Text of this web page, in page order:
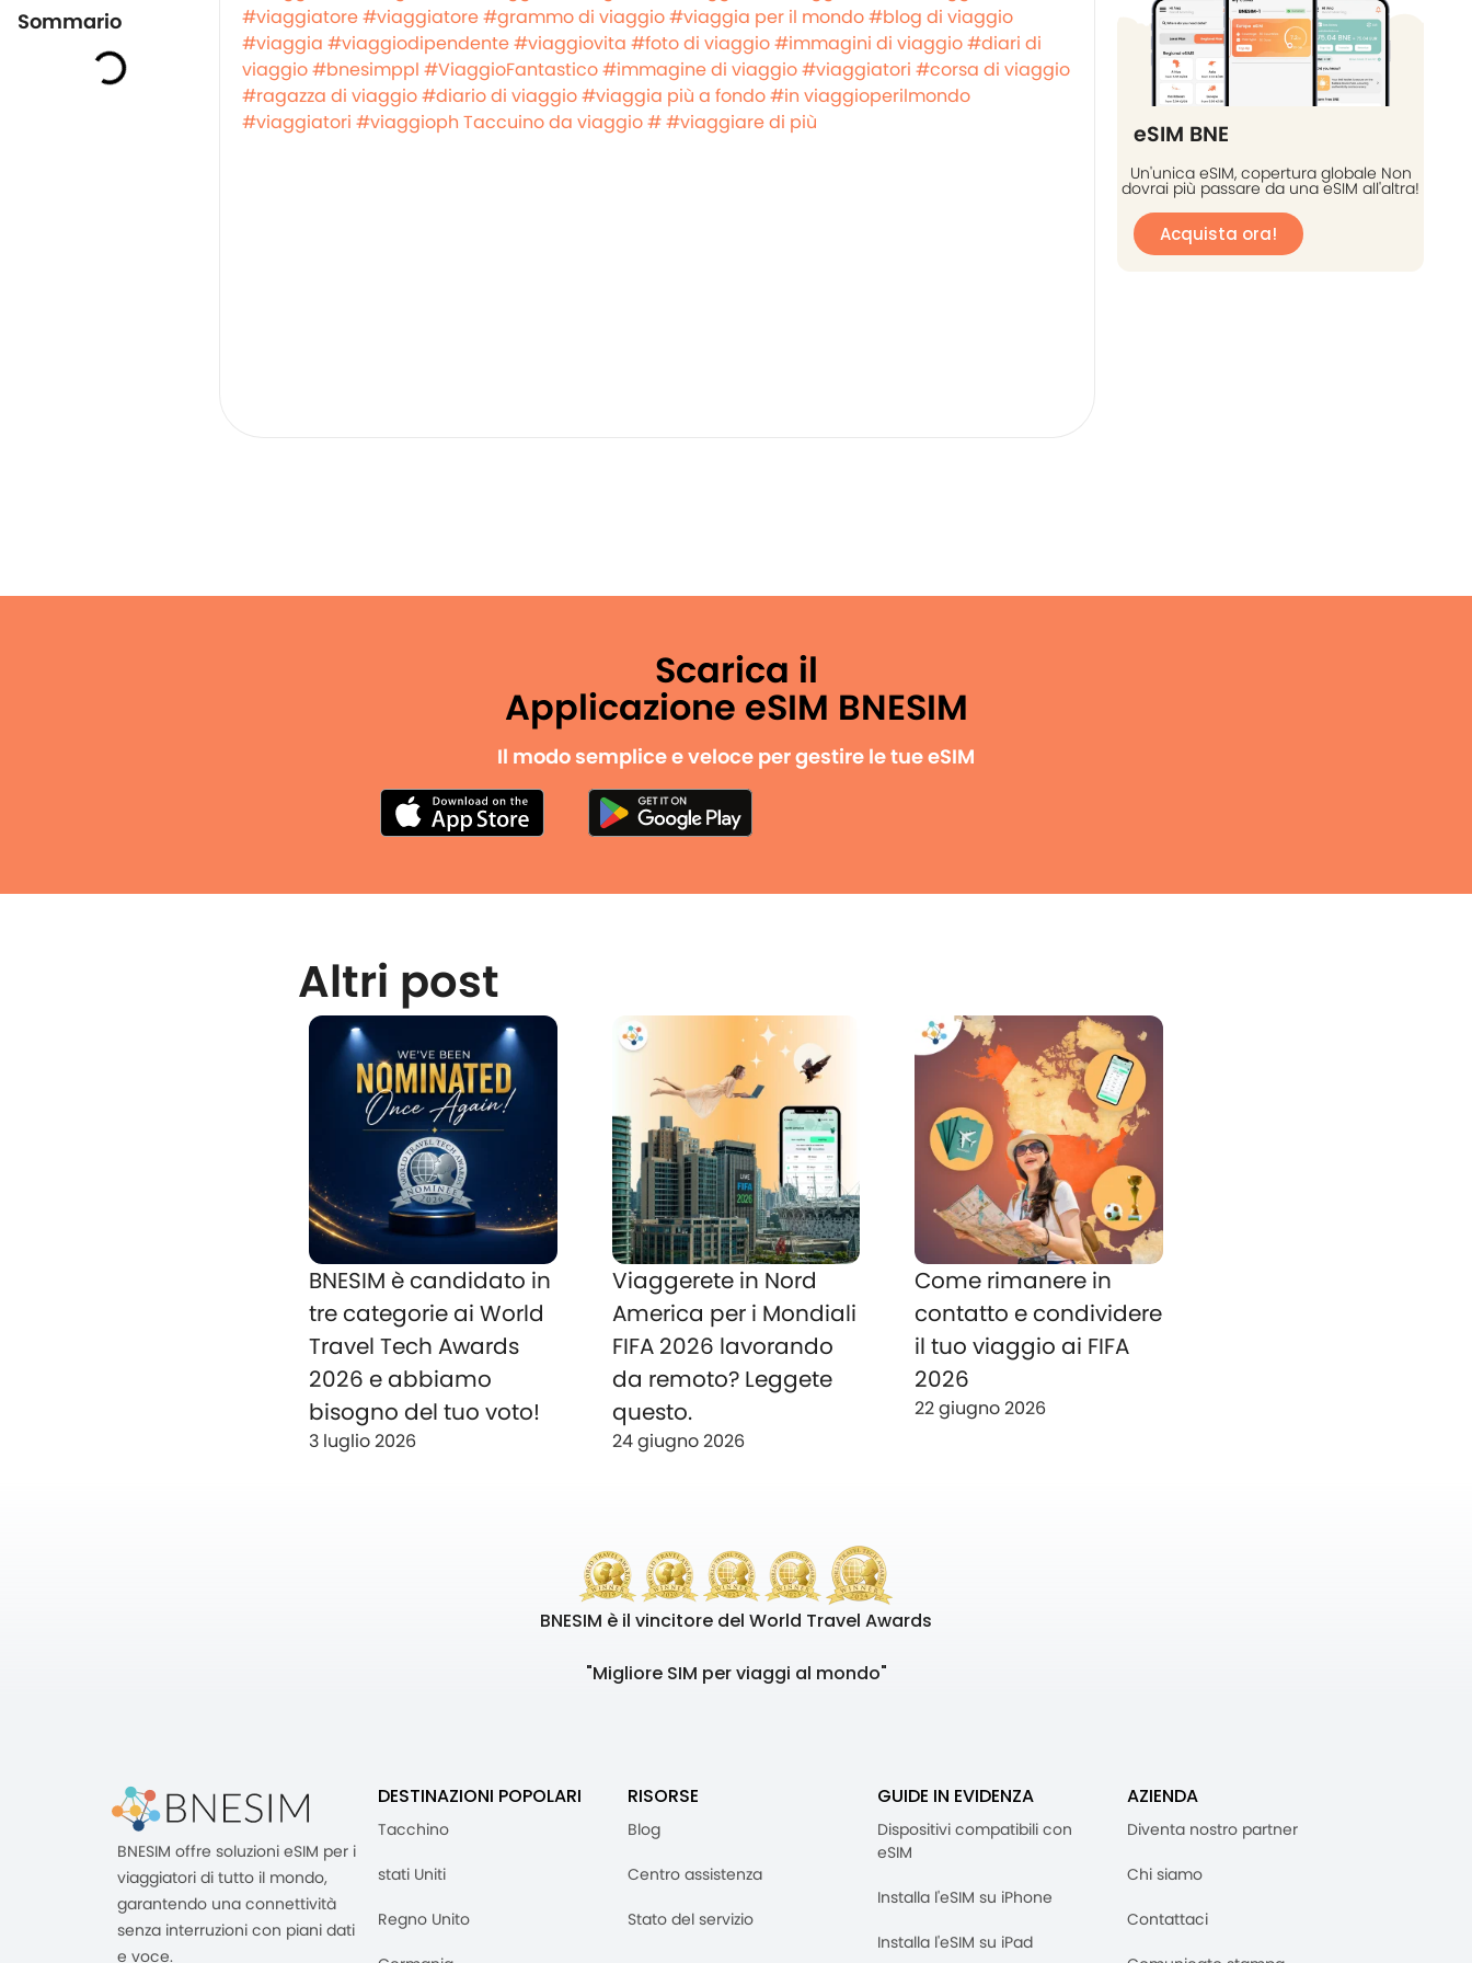
Sommario
#viaggiatore#viaggiatore#grammo di viaggio#viaggia per il mondo#blog di viaggio
#viaggia #viaggiodipendente#viaggiovita #foto di viaggio#immagini di viaggio#diari di
viaggio#bnesimppl #ViaggioFantastico#immagine di viaggio#viaggiatori #corsa di viaggio
#ragazza di viaggio#diario di viaggio#viaggia più a fondo#in viaggioperilmondo
#viaggiatori #viaggioph Taccuino da viaggio ##viaggiare di più eSIM BNE
Un'unica eSIM, copertura globale Non
dovrai più passare da una eSIM all'altra!
Acquista ora!
Scarica il
Applicazione eSIM BNESIM
Il modo semplice e veloce per gestire le tue eSIM
Altri post
BNESIM è candidato in
tre categorie ai World
Travel Tech Awards
2026 e abbiamo
bisogno del tuo voto!
3 luglio 2026
Viaggerete in Nord
America per i Mondiali
FIFA 2026 lavorando
da remoto? Leggete
questo.
24 giugno 2026
Come rimanere in
contatto e condividere
il tuo viaggio ai FIFA
2026
22 giugno 2026
BNESIM è il vincitore del World Travel Awards
"Migliore SIM per viaggi al mondo"
BNESIM offre soluzioni eSIM per i
viaggiatori di tutto il mondo,
garantendo una connettività
senza interruzioni con piani dati
e voce.
DESTINAZIONI POPOLARI
Tacchino
stati Uniti
Regno Unito
RISORSE
Blog
Centro assistenza
Stato del servizio
GUIDE IN EVIDENZA
Dispositivi compatibili con
eSIM
Installa l'eSIM su iPhone
Installa l'eSIM su iPad
AZIENDA
Diventa nostro partner
Chi siamo
Contattaci